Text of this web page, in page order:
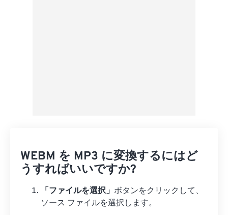
WEBM を MP3 に変換するにはど
うすればいいですか?
「ファイルを選択」 ボタンをクリックして、
ソース ファイルを選択します。